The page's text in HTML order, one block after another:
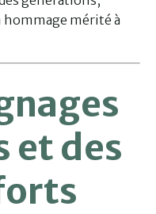
mérité à
et des